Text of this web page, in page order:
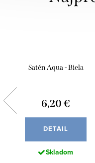
Satén Aqua - Biela
6,20 €
DETAIL
Skladom